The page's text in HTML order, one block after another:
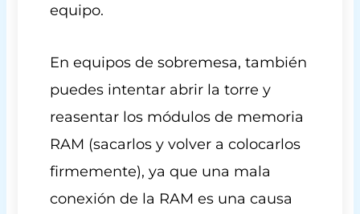
equipo.
En equipos de sobremesa, también
puedes intentar abrir la torre y
reasentar los módulos de memoria
RAM (sacarlos y volver a colocarlos
firmemente), ya que una mala
conexión de la RAM es una causa